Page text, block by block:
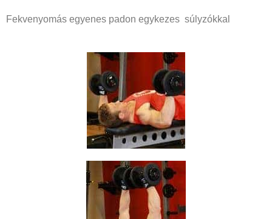
Fekvenyomás egyenes padon egykezes súlyzókkal